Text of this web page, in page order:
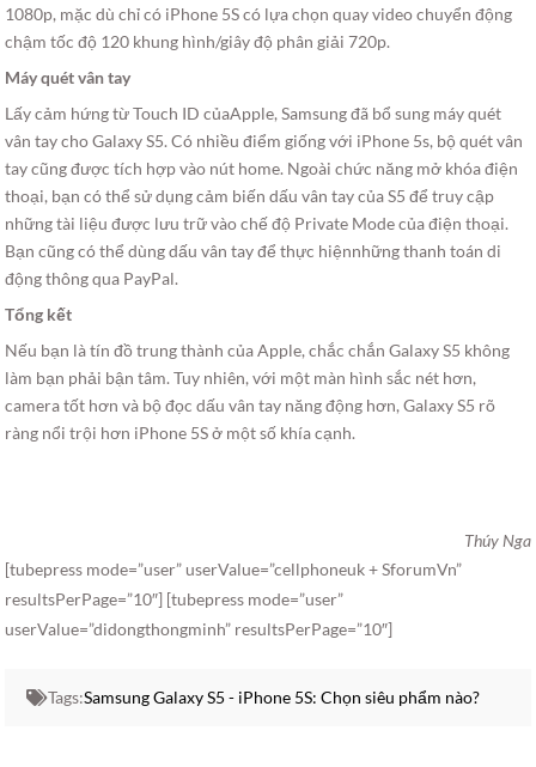
1080p, mặc dù chỉ có iPhone 5S có lựa chọn quay video chuyển động
chậm tốc độ 120 khung hình/giây độ phân giải 720p.
Máy quét vân tay
Lấy cảm hứng từ Touch ID củaApple, Samsung đã bổ sung máy quét
vân tay cho Galaxy S5. Có nhiều điểm giống với iPhone 5s, bộ quét vân
tay cũng được tích hợp vào nút home. Ngoài chức năng mở khóa điện
thoại, bạn có thể sử dụng cảm biến dấu vân tay của S5 để truy cập
những tài liệu được lưu trữ vào chế độ Private Mode của điện thoại.
Bạn cũng có thể dùng dấu vân tay để thực hiệnnhững thanh toán di
động thông qua PayPal.
Tổng kết
Nếu bạn là tín đồ trung thành của Apple, chắc chắn Galaxy S5 không
làm bạn phải bận tâm. Tuy nhiên, với một màn hình sắc nét hơn,
camera tốt hơn và bộ đọc dấu vân tay năng động hơn, Galaxy S5 rõ
ràng nổi trội hơn iPhone 5S ở một số khía cạnh.
Thúy Nga
[tubepress mode=”user” userValue=”cellphoneuk + SforumVn”
resultsPerPage=”10″] [tubepress mode=”user”
userValue=”didongthongminh” resultsPerPage=”10″]
Tags:Samsung Galaxy S5 - iPhone 5S: Chọn siêu phẩm nào?